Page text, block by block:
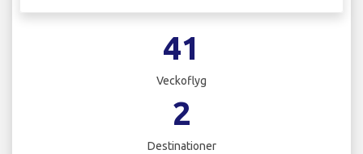
41
Veckoflyg
2
Destinationer